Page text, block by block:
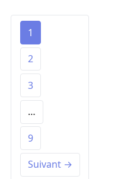
1
2
3
…
9
Suivant →